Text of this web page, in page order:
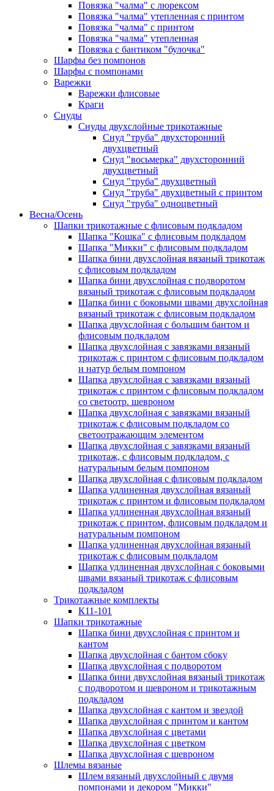
Повязка "чалма" с люрексом
Повязка "чалма" утепленная с принтом
Повязка "чалма" с принтом
Повязка "чалма" утепленная
Повязка с бантиком "булочка"
Шарфы без помпонов
Шарфы с помпонами
Варежки
Варежки флисовые
Краги
Снуды
Снуды двухслойные трикотажные
Снуд "труба" двухсторонний
двухцветный
Снуд "восьмерка" двухсторонний
двухцветный
Снуд "труба" двухцветный
Снуд "труба" двухцветный с принтом
Снуд "труба" одноцветный
Весна/Осень
Шапки трикотажные с флисовым подкладом
Шапка "Кошка" с флисовым подкладом
Шапка "Микки" с флисовым подкладом
Шапка бини двухслойная вязаный трикотаж
с флисовым подкладом
Шапка бини двухслойная с подворотом
вязаный трикотаж с флисовым подкладом
Шапка бини с боковыми швами двухслойная
вязаный трикотаж с флисовым подкладом
Шапка двухслойная с большим бантом и
флисовым подкладом
Шапка двухслойная с завязками вязаный
трикотаж с принтом с флисовым подкладом
и натур белым помпоном
Шапка двухслойная с завязками вязаный
трикотаж с принтом с флисовым подкладом
со светоотр. шевроном
Шапка двухслойная с завязками вязаный
трикотаж с флисовым подкладом со
светоотражающим элементом
Шапка двухслойная с завязками вязаный
трикотаж, с флисовым подкладом, с
натуральным белым помпоном
Шапка двухслойная с флисовым подкладом
Шапка удлиненная двухслойная вязаный
трикотаж с принтом и флисовым подкладом
Шапка удлиненная двухслойная вязаный
трикотаж с принтом, флисовым подкладом и
натуральным помпоном
Шапка удлиненная двухслойная вязаный
трикотаж с флисовым подкладом
Шапка удлиненная двухслойная с боковыми
швами вязаный трикотаж с флисовым
подкладом
Трикотажные комплекты
К11-101
Шапки трикотажные
Шапка бини двухслойная с принтом и
кантом
Шапка двухслойная с бантом сбоку
Шапка двухслойная с подворотом
Шапка бини двухслойная вязаный трикотаж
с подворотом и шевроном и трикотажным
подкладом
Шапка двухслойная с кантом и звездой
Шапка двухслойная с принтом и кантом
Шапка двухслойная с цветами
Шапка двухслойная с цветком
Шапка двухслойная с шевроном
Шлемы вязаные
Шлем вязаный двухслойный с двумя
помпонами и декором "Микки"